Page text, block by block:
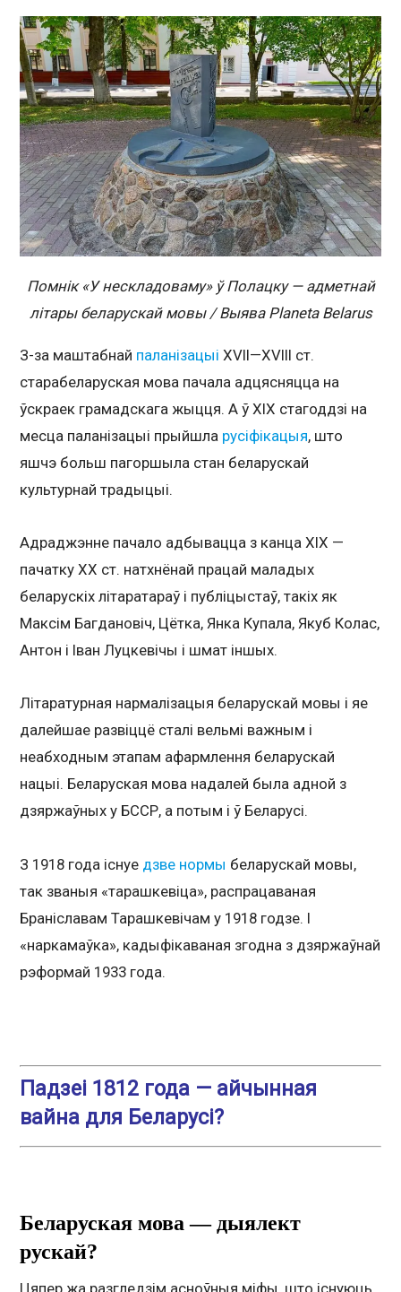
Помнік «У нескладоваму» ў Полацку — адметнай
літары беларускай мовы / Выява Planeta Belarus
З-за маштабнай паланізацыі XVII—XVIII ст.
старабеларуская мова пачала адцясняцца на
ўскраек грамадскага жыцця. А ў ХІХ стагоддзі на
месца паланізацыі прыйшла русіфікацыя, што
яшчэ больш пагоршыла стан беларускай
культурнай традыцыі.
Адраджэнне пачало адбывацца з канца ХІХ —
пачатку ХХ ст. натхнёнай працай маладых
беларускіх літаратараў і публіцыстаў, такіх як
Максім Багдановіч, Цётка, Янка Купала, Якуб Колас,
Антон і Іван Луцкевічы і шмат іншых.
Літаратурная нармалізацыя беларускай мовы і яе
далейшае развіццё сталі вельмі важным і
неабходным этапам афармлення беларускай
нацыі. Беларуская мова надалей была адной з
дзяржаўных у БССР, а потым і ў Беларусі.
З 1918 года існуе дзве нормы беларускай мовы,
так званыя «тарашкевіца», распрацаваная
Браніславам Тарашкевічам у 1918 годзе. І
«наркамаўка», кадыфікаваная згодна з дзяржаўнай
рэформай 1933 года.
Падзеі 1812 года — айчынная
вайна для Беларусі?
Беларуская мова — дыялект
рускай?
Цяпер жа разгледзім асноўныя міфы, што існуюць